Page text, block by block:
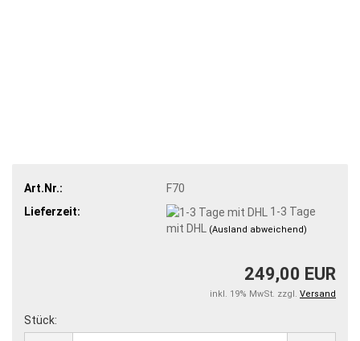
Art.Nr.:
F70
Lieferzeit:
1-3 Tage
mit DHL
(Ausland abweichend)
249,00 EUR
inkl. 19% MwSt. zzgl. Versand
Stück: